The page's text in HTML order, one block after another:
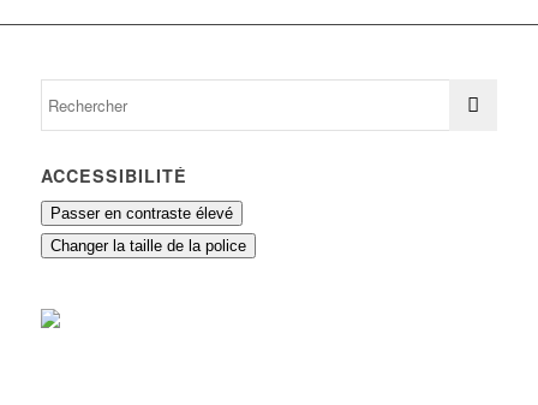
ACCESSIBILITÉ
Passer en contraste élevé
Changer la taille de la police